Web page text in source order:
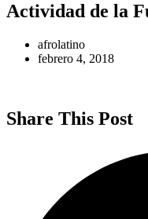
Actividad de la
afrolatino
febrero 4, 2018
Share This Post